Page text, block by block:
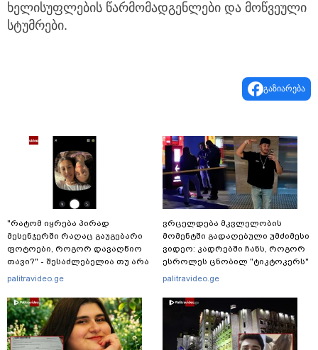
ხელისუფლების წარმომადგენლები და მოწვეული
სტუმრები.
გაზიარება
"რატომ იყრება პირად
მესენჯერში რაღაც გაუგებარი
ფოტოები, როგორ დავაღწიო
თავი?" - შესაძლებელია თუ არა
ამ ფუნქციის წაშლა?
palitravideo.ge
ვრცელდება მკვლელობის
მომენტში გადაღებული უმძიმესი
ვიდეო: კადრებში ჩანს, როგორ
ესროლეს ცნობილ "ტიკტოკერს"
ლაივის დროს - რას ამბობს
palitravideo.ge